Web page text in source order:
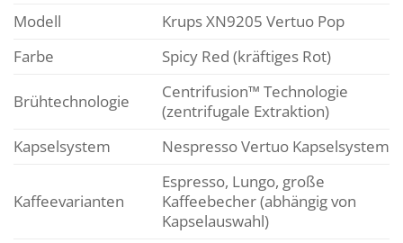
Modell
Krups XN9205 Vertuo Pop
Farbe
Spicy Red (kräftiges Rot)
Brühtechnologie
Centrifusion™ Technologie
(zentrifugale Extraktion)
Kapselsystem
Nespresso Vertuo Kapselsystem
Kaffeevarianten
Espresso, Lungo, große
Kaffeebecher (abhängig von
Kapselauswahl)